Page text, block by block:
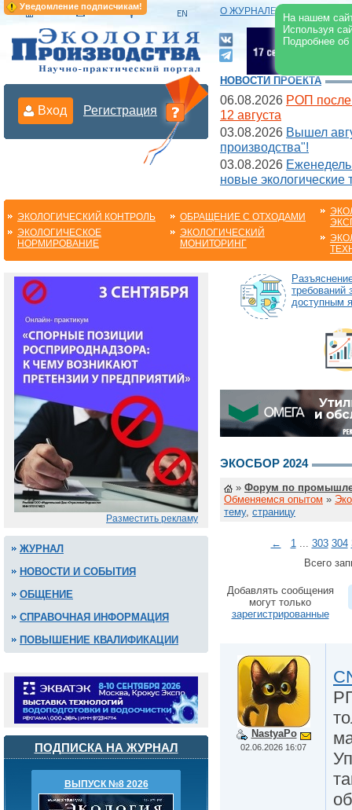
Уведомление подписчикам!
На нашем
Используя
Подробнее
О ЖУРНАЛЕ |
Вход Регистрация
НОВОСТИ ПРОЕКТА
06.08.2026 РОП после
12 августа
03.08.2026 Вышел
производства"!
03.08.2026
новые экологические
ЭКОЛОГИЧЕСКИЙ КОНТРОЛЬ
ЭКОЛОГИЧЕСКОЕ
НОРМИРОВАНИЕ
ОБРАЩЕНИЕ С ОТХОДАМИ
ЭКОЛОГИЧЕСКИЙ
МОНИТОРИНГ
Разместить рекламу
ЖУРНАЛ
НОВОСТИ И СОБЫТИЯ
ОБЩЕНИЕ
СПРАВОЧНАЯ ИНФОРМАЦИЯ
ПОВЫШЕНИЕ КВАЛИФИКАЦИИ
ПОДПИСКА НА ЖУРНАЛ
ВЫПУСК №8 2026
требований
доступным
ЭКОСБОР 2024
» Форум по
Обменяемся опытом »
тему, страницу
← 1... 303 304
Всего
Добавлять сообщения
могут только
зарегистрированные
NastyaPo
02.06.2026 16:07